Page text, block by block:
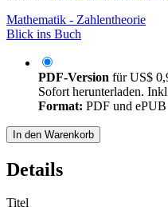
Mathematik - Zahlentheorie
Blick ins Buch
PDF-Version fürUS$
Sofort herunterladen.
Format: PDF und
In den Warenkorb
Details
Titel